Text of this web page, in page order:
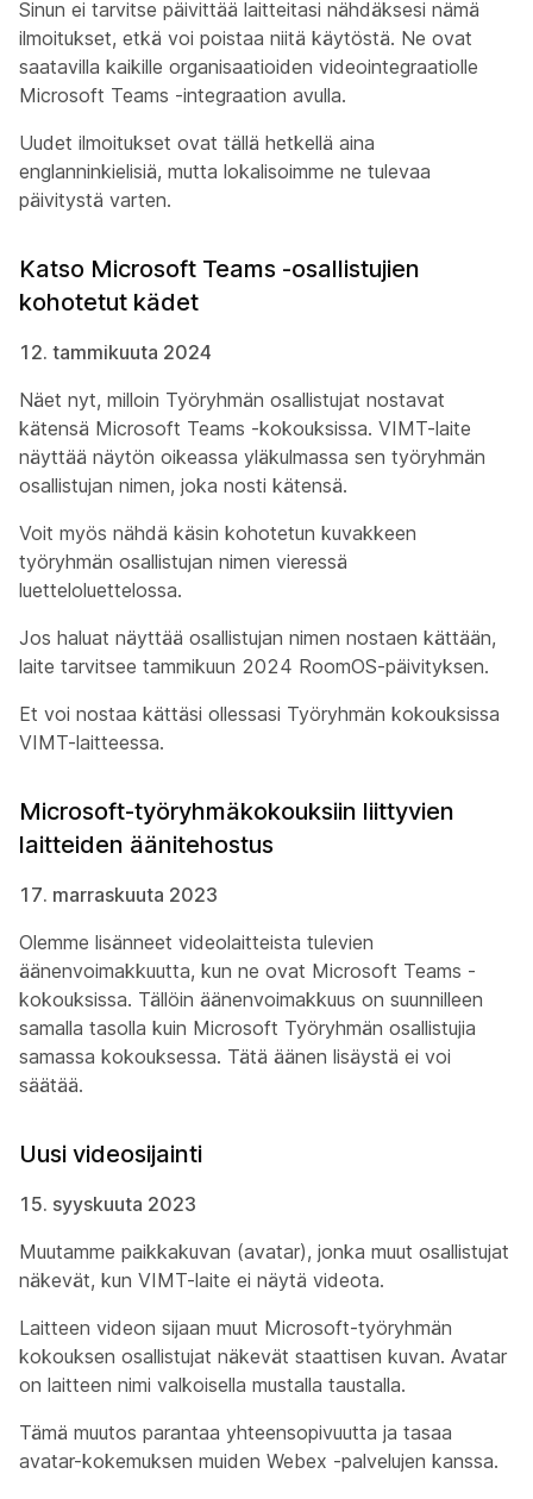
Sinun ei tarvitse päivittää laitteitasi nähdäksesi nämä
ilmoitukset, etkä voi poistaa niitä käytöstä. Ne ovat
saatavilla kaikille organisaatioiden videointegraatiolle
Microsoft Teams -integraation avulla.
Uudet ilmoitukset ovat tällä hetkellä aina
englanninkielisiä, mutta lokalisoimme ne tulevaa
päivitystä varten.
Katso Microsoft Teams -osallistujien
kohotetut kädet
12. tammikuuta 2024
Näet nyt, milloin Työryhmän osallistujat nostavat
kätensä Microsoft Teams -kokouksissa. VIMT-laite
näyttää näytön oikeassa yläkulmassa sen työryhmän
osallistujan nimen, joka nosti kätensä.
Voit myös nähdä käsin kohotetun kuvakkeen
työryhmän osallistujan nimen vieressä
luetteloluettelossa.
Jos haluat näyttää osallistujan nimen nostaen kättään,
laite tarvitsee tammikuun 2024 RoomOS-päivityksen.
Et voi nostaa kättäsi ollessasi Työryhmän kokouksissa
VIMT-laitteessa.
Microsoft-työryhmäkokouksiin liittyvien
laitteiden äänitehostus
17. marraskuuta 2023
Olemme lisänneet videolaitteista tulevien
äänenvoimakkuutta, kun ne ovat Microsoft Teams -
kokouksissa. Tällöin äänenvoimakkuus on suunnilleen
samalla tasolla kuin Microsoft Työryhmän osallistujia
samassa kokouksessa. Tätä äänen lisäystä ei voi
säätää.
Uusi videosijainti
15. syyskuuta 2023
Muutamme paikkakuvan (avatar), jonka muut osallistujat
näkevät, kun VIMT-laite ei näytä videota.
Laitteen videon sijaan muut Microsoft-työryhmän
kokouksen osallistujat näkevät staattisen kuvan. Avatar
on laitteen nimi valkoisella mustalla taustalla.
Tämä muutos parantaa yhteensopivuutta ja tasaa
avatar-kokemuksen muiden Webex -palvelujen kanssa.